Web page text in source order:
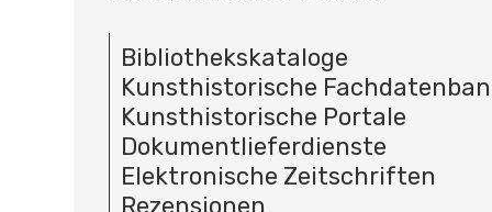
Bibliothekskataloge
Kunsthistorische
Kunsthistorische Portale
Dokumentlieferdienste
Elektronische Zeitschriften